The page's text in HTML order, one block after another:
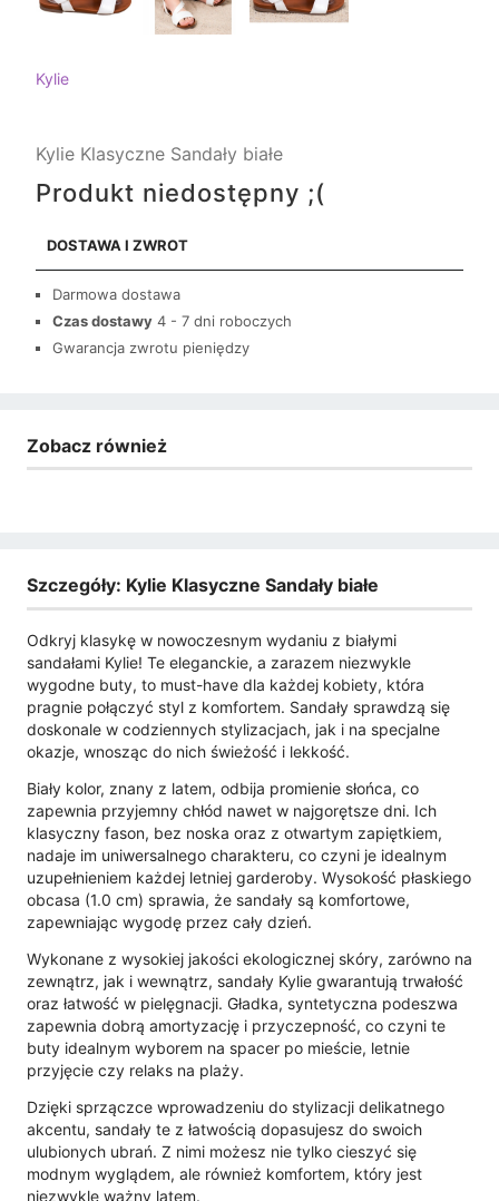
Kylie
Kylie Klasyczne Sandały białe
Produkt niedostępny ;(
DOSTAWA I ZWROT
Darmowa dostawa
Czas dostawy 4 - 7 dni roboczych
Gwarancja zwrotu pieniędzy
Zobacz również
Szczegóły: Kylie Klasyczne Sandały białe
Odkryj klasykę w nowoczesnym wydaniu z białymi
sandałami Kylie! Te eleganckie, a zarazem niezwykle
wygodne buty, to must-have dla każdej kobiety, która
pragnie połączyć styl z komfortem. Sandały sprawdzą się
doskonale w codziennych stylizacjach, jak i na specjalne
okazje, wnosząc do nich świeżość i lekkość.
Biały kolor, znany z latem, odbija promienie słońca, co
zapewnia przyjemny chłód nawet w najgorętsze dni. Ich
klasyczny fason, bez noska oraz z otwartym zapiętkiem,
nadaje im uniwersalnego charakteru, co czyni je idealnym
uzupełnieniem każdej letniej garderoby. Wysokość płaskiego
obcasa (1.0 cm) sprawia, że sandały są komfortowe,
zapewniając wygodę przez cały dzień.
Wykonane z wysokiej jakości ekologicznej skóry, zarówno na
zewnątrz, jak i wewnątrz, sandały Kylie gwarantują trwałość
oraz łatwość w pielęgnacji. Gładka, syntetyczna podeszwa
zapewnia dobrą amortyzację i przyczepność, co czyni te
buty idealnym wyborem na spacer po mieście, letnie
przyjęcie czy relaks na plaży.
Dzięki sprzączce wprowadzeniu do stylizacji delikatnego
akcentu, sandały te z łatwością dopasujesz do swoich
ulubionych ubrań. Z nimi możesz nie tylko cieszyć się
modnym wyglądem, ale również komfortem, który jest
niezwykle ważny latem.